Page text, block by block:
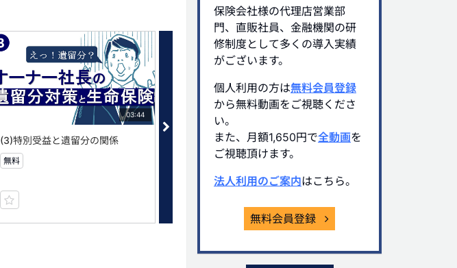
03:44
(3)特別受益と遺留分の関係
無料
(4)生命保険提案に関わる遺留分
の改正とは
(5)自社株の遺産分割協
保険会社様の代理店営業部
門、直販社員、金融機関の研
修制度として多くの導入実績
がございます。
個人利用の方は無料会員登録
から無料動画をご視聴くださ
い。
また、月額1,650円で全動画を
ご視聴頂けます。
法人利用のご案内はこちら。
無料会員登録